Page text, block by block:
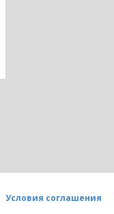
Условия соглашения